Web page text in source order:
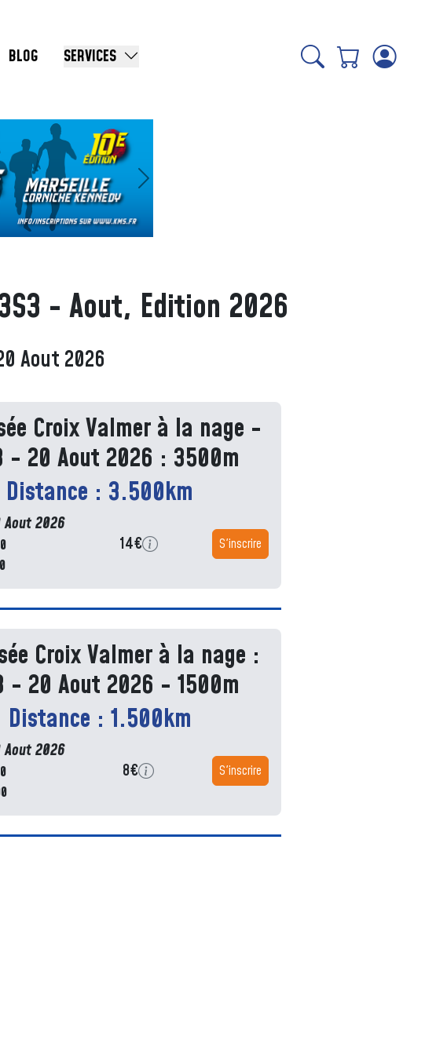
BLOG SERVICES
Suivant
- Aout, Edition 2026
Aout 2026
Croix Valmer à la nage -
- 20 Aout 2026 : 3500m
Distance : 3.500km
2026
14€ S'inscrire
Croix Valmer à la nage :
- 20 Aout 2026 - 1500m
Distance : 1.500km
2026
8€ S'inscrire